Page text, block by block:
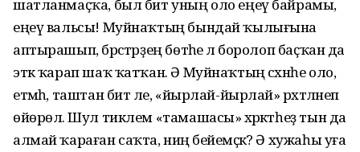
шатланмаҫҡа, был бит уның оло еңеү байрамы,
еңеү вальсы! Муйнаҡтың бындай ҡылығына
аптырашып, бәрәстәрҙең бөтәһе лә боролоп баҫҡан да
эткә ҡарап шаҡ ҡатҡан. Ә Муйнаҡтың сәхнәһе оло,
етмәһә, таштан бит әле, «йырлай-йырлай» рәхәтләнеп
өйөрөлә. Шул тиклем «тамашасы» хәрәкәтһеҙ тын да
алмай ҡараған саҡта, ниңә бейемәҫкә? Ә хужаһы уға